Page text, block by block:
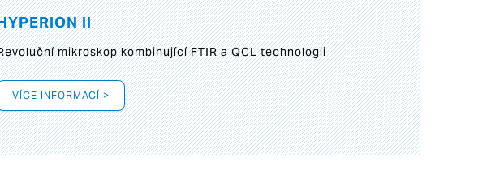
II
mikroskop kombinující FTIR a QCL technologii
VÍCE INFORMACÍ >